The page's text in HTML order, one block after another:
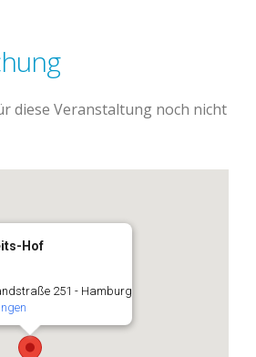
diese Veranstaltung noch nicht
Hof
251 - Hamburg